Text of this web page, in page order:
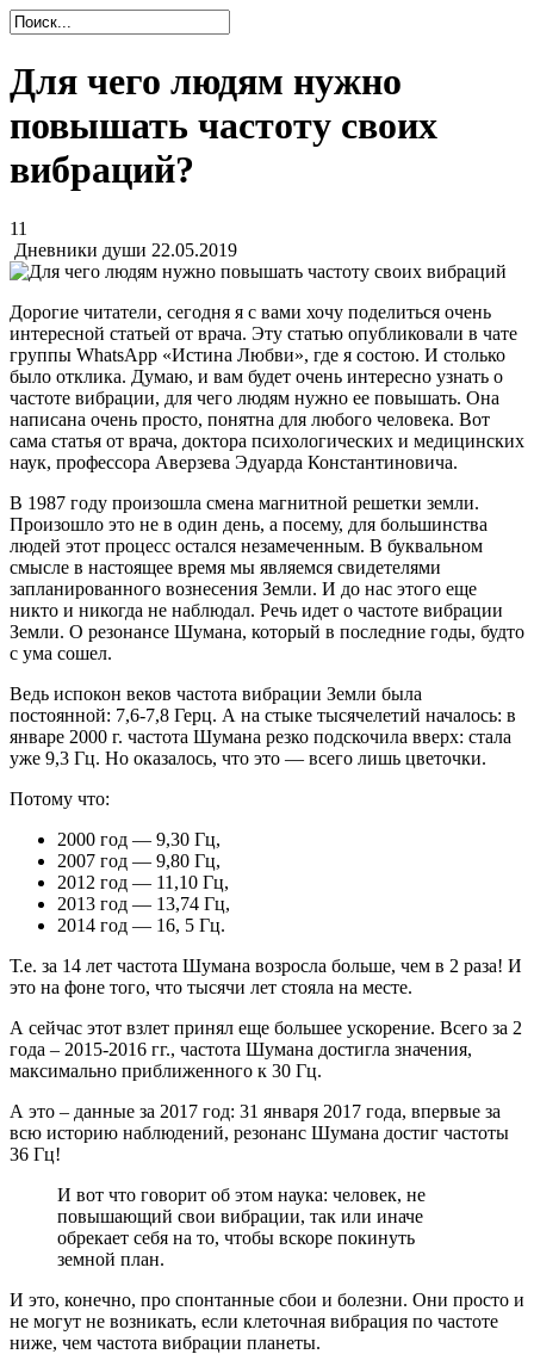
Для чего людям нужно
повышать частоту своих
вибраций?
11
Дневники души 22.05.2019
Дорогие читатели, сегодня я с вами хочу поделиться очень
интересной статьей от врача. Эту статью опубликовали в чате
группы WhatsApp «Истина Любви», где я состою. И столько
было отклика. Думаю, и вам будет очень интересно узнать о
частоте вибрации, для чего людям нужно ее повышать. Она
написана очень просто, понятна для любого человека. Вот
сама статья от врача, доктора психологических и медицинских
наук, профессора Аверзева Эдуарда Константиновича.
В 1987 году произошла смена магнитной решетки земли.
Произошло это не в один день, а посему, для большинства
людей этот процесс остался незамеченным. В буквальном
смысле в настоящее время мы являемся свидетелями
запланированного вознесения Земли. И до нас этого еще
никто и никогда не наблюдал. Речь идет о частоте вибрации
Земли. О резонансе Шумана, который в последние годы, будто
с ума сошел.
Ведь испокон веков частота вибрации Земли была
постоянной: 7,6-7,8 Герц. А на стыке тысячелетий началось: в
январе 2000 г. частота Шумана резко подскочила вверх: стала
уже 9,3 Гц. Но оказалось, что это — всего лишь цветочки.
Потому что:
2000 год — 9,30 Гц,
2007 год — 9,80 Гц,
2012 год — 11,10 Гц,
2013 год — 13,74 Гц,
2014 год — 16, 5 Гц.
Т.е. за 14 лет частота Шумана возросла больше, чем в 2 раза! И
это на фоне того, что тысячи лет стояла на месте.
А сейчас этот взлет принял еще большее ускорение. Всего за 2
года – 2015-2016 гг., частота Шумана достигла значения,
максимально приближенного к 30 Гц.
А это – данные за 2017 год: 31 января 2017 года, впервые за
всю историю наблюдений, резонанс Шумана достиг частоты
36 Гц!
И вот что говорит об этом наука: человек, не
повышающий свои вибрации, так или иначе
обрекает себя на то, чтобы вскоре покинуть
земной план.
И это, конечно, про спонтанные сбои и болезни. Они просто и
не могут не возникать, если клеточная вибрация по частоте
ниже, чем частота вибрации планеты.